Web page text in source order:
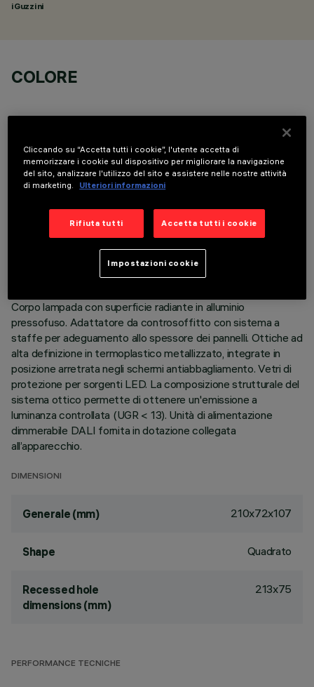
iGuzzini
COLORE
DATI TECNICI
DESCRIZIONE
Apparecchio ad incasso a tre vani ad ottica fissa per
sorgente LED neutral white ad alta efficienza. Versione a filo
Corpo lampada con superficie radiante in alluminio
pressofuso. Adattatore da controsoffitto con sistema a
staffe per adeguamento allo spessore dei pannelli. Ottiche ad
alta definizione in termoplastico metallizzato, integrate in
posizione arretrata negli schermi antiabbagliamento. Vetri di
protezione per sorgenti LED. La composizione strutturale del
sistema ottico permette di ottenere un'emissione a
luminanza controllata (UGR < 13). Unità di alimentazione
dimmerabile DALI fornita in dotazione collegata
all’apparecchio.
DIMENSIONI
Generale (mm) 210x72x107
Shape Quadrato
Recessed hole
dimensions (mm)
213x75
PERFORMANCE TECNICHE
Cliccando su “Accetta tutti i cookie”, l'utente accetta di
memorizzare i cookie sul dispositivo per migliorare la navigazione
del sito, analizzare l'utilizzo del sito e assistere nelle nostre attività
di marketing.
Ulteriori informazioni
Rifiuta tutti Accetta tutti i cookie
Impostazioni cookie